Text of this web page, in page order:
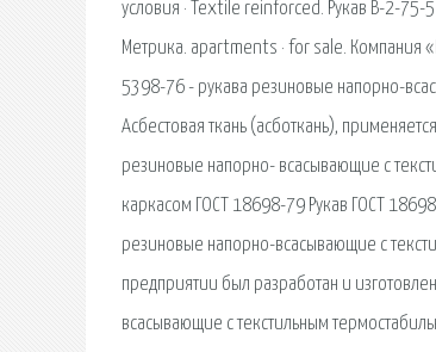
условия · Textile reinforced. Рукав В-2-
Метрика. apartments · for sale. Компания
5398-76 - рукава резиновые напорно-
Асбестовая ткань (асботкань),
резиновые напорно- всасывающие с
каркасом ГОСТ 18698-79 Рукав ГОСТ
резиновые напорно-всасывающие с
предприятии был разработан и
всасывающие с текстильным